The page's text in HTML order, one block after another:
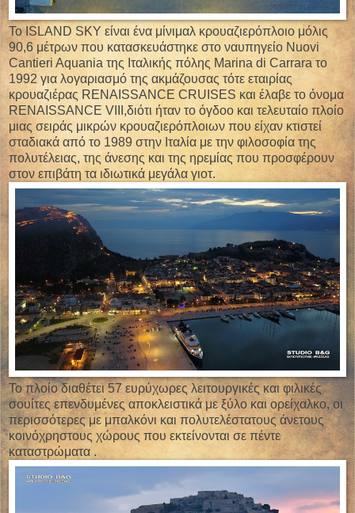
Το ISLAND SKY είναι ένα μίνιμαλ κρουαζιερόπλοιο μόλις
90,6 μέτρων που κατασκευάστηκε στο ναυπηγείο Nuovi
Cantieri Aquania της Ιταλικής πόλης Marina di Carrara το
1992 για λογαριασμό της ακμάζουσας τότε εταιρίας
κρουαζιέρας RENAISSANCE CRUISES και έλαβε το όνομα
RENAISSANCE VIII,διότι ήταν το όγδοο και τελευταίο πλοίο
μιας σειράς μικρών κρουαζιερόπλοιων που είχαν κτιστεί
σταδιακά από το 1989 στην Ιταλία με την φιλοσοφία της
πολυτέλειας, της άνεσης και της ηρεμίας που προσφέρουν
στον επιβάτη τα ιδιωτικά μεγάλα γιοτ.
Το πλοίο διαθέτει 57 ευρύχωρες λειτουργικές και φιλικές
σουίτες επενδυμένες αποκλειστικά με ξύλο και ορείχαλκο, οι
περισσότερες με μπαλκόνι και πολυτελέστατους άνετους
κοινόχρηστους χώρους που εκτείνονται σε πέντε
καταστρώματα .